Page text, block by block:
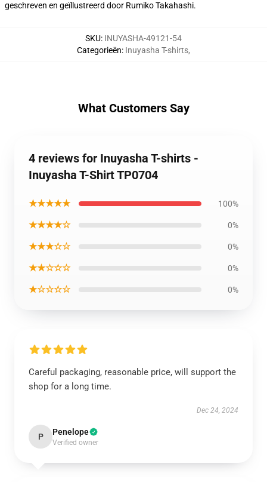
geschreven en geïllustreerd door Rumiko Takahashi.
SKU: INUYASHA-49121-54
Categorieën: Inuyasha T-shirts,
What Customers Say
4 reviews for Inuyasha T-shirts -
Inuyasha T-Shirt TP0704
★★★★★ 100%
★★★★☆ 0%
★★★☆☆ 0%
★★☆☆☆ 0%
★☆☆☆☆ 0%
Careful packaging, reasonable price, will support the
shop for a long time.
Dec 24, 2024
P Penelope
Verified owner